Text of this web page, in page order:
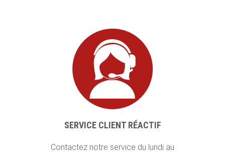
SERVICE CLIENT RÉACTIF
Contactez notre service du lundi au